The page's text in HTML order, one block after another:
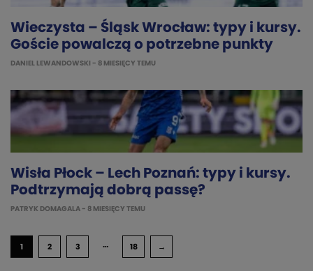
Wieczysta – Śląsk Wrocław: typy i kursy.
Goście powalczą o potrzebne punkty
DANIEL LEWANDOWSKI - 8 MIESIĘCY TEMU
Wisła Płock – Lech Poznań: typy i kursy.
Podtrzymają dobrą passę?
PATRYK DOMAGALA - 8 MIESIĘCY TEMU
1 2 3 … 18 →